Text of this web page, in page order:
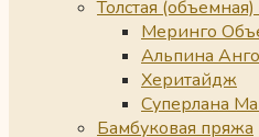
Толстая
Меринго
Альпина
Херитайдж
Суперлана
Бамбуковая пряжа